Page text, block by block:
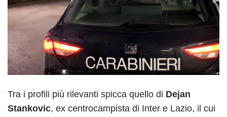
Tra i profili più rilevanti spicca quello di Dejan
Stankovic, ex centrocampista di Inter e Lazio, il cui